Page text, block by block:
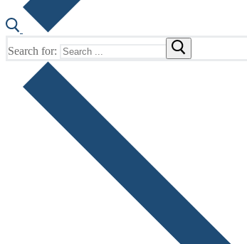
Search for: